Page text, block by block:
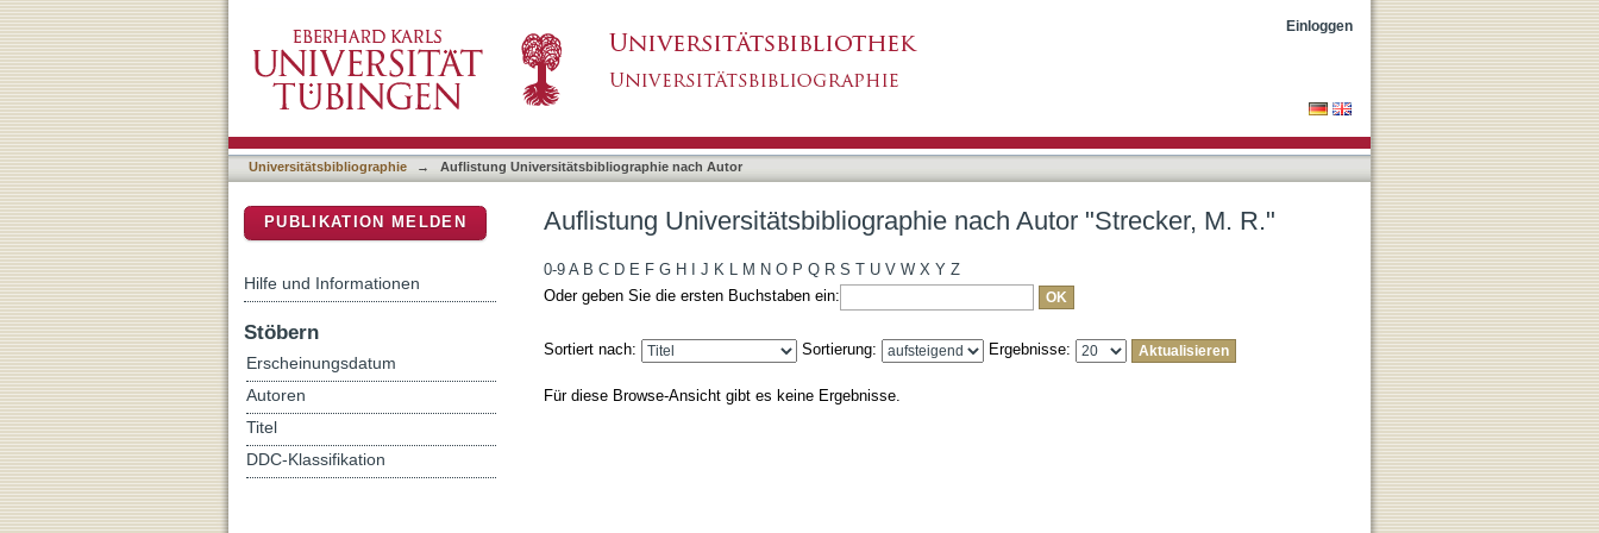
Einloggen
Universitätsbibliographie → Auflistung Universitätsbibliographie nach Autor
Auflistung Universitätsbibliographie nach Autor "Strecker, M. R."
0-9 A B C D E F G H J K L M N O P Q R S T U V W X Y Z
Oder geben Sie die ersten Buchstaben ein:
Sortiert nach: Sortierung: Ergebnisse:
Für diese Browse-Ansicht gibt es keine Ergebnisse.
PUBLIKATION MELDEN
Hilfe und Informationen
Stöbern
Erscheinungsdatum
Autoren
Titel
DDC-Klassifikation